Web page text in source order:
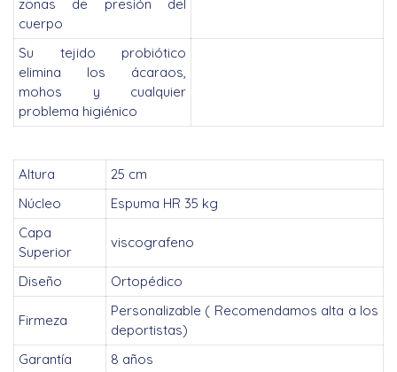
zonas de presión del
cuerpo
Su tejido probiótico
elimina los ácaraos,
mohos y cualquier
problema higiénico
Altura
25 cm
Núcleo
Espuma HR 35 kg
Capa
Superior
viscografeno
Diseño Ortopédico
Firmeza
Personalizable ( Recomendamos alta a los
deportistas)
Garantía
8 años